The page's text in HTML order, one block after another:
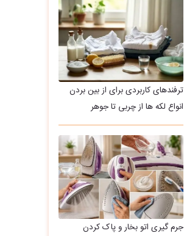
ترفندهای کاربردی برای از بین بردن
انواع لکه ها از چربی تا جوهر
جرم گیری اتو بخار و پاک کردن